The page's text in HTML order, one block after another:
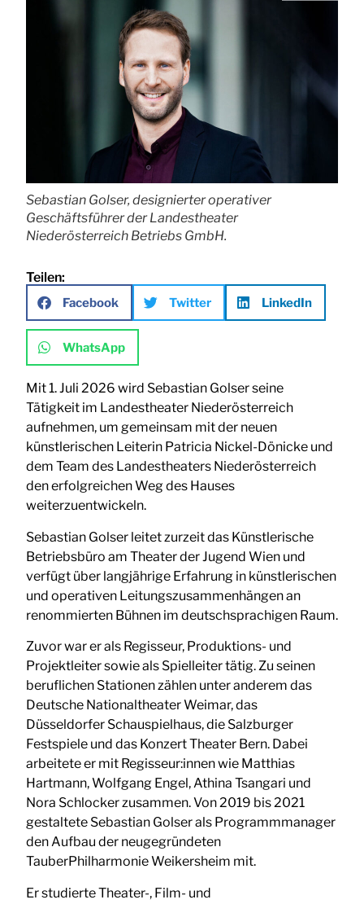
Sebastian Golser, designierter operativer
Geschäftsführer der Landestheater
Niederösterreich Betriebs GmbH.
Teilen:
Facebook Twitter LinkedIn
WhatsApp
Mit 1. Juli 2026 wird Sebastian Golser seine
Tätigkeit im Landestheater Niederösterreich
aufnehmen, um gemeinsam mit der neuen
künstlerischen Leiterin Patricia Nickel-Dönicke und
dem Team des Landestheaters Niederösterreich
den erfolgreichen Weg des Hauses
weiterzuentwickeln.
Sebastian Golser leitet zurzeit das Künstlerische
Betriebsbüro am Theater der Jugend Wien und
verfügt über langjährige Erfahrung in künstlerischen
und operativen Leitungszusammenhängen an
renommierten Bühnen im deutschsprachigen Raum.
Zuvor war er als Regisseur, Produktions- und
Projektleiter sowie als Spielleiter tätig. Zu seinen
beruflichen Stationen zählen unter anderem das
Deutsche Nationaltheater Weimar, das
Düsseldorfer Schauspielhaus, die Salzburger
Festspiele und das Konzert Theater Bern. Dabei
arbeitete er mit Regisseur:innen wie Matthias
Hartmann, Wolfgang Engel, Athina Tsangari und
Nora Schlocker zusammen. Von 2019 bis 2021
gestaltete Sebastian Golser als Programmmanager
den Aufbau der neugegründeten
TauberPhilharmonie Weikersheim mit.
Er studierte Theater-, Film- und